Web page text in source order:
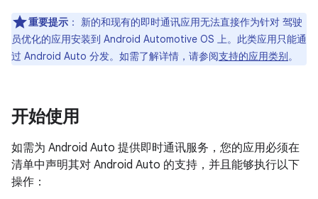
重要提示 ：
新的和现有的即时通讯应用无法直接作为针对 驾驶
员优化的应用安装到 Android Automotive OS 上。此类应用只能通
过 Android Auto 分发。如需了解详情，请参阅支持的应用类别。
开始使用
如需为 Android Auto 提供即时通讯服务，您的应用必须在
清单中声明其对 Android Auto 的支持，并且能够执行以下
操作：